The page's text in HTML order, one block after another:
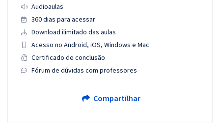
Audioaulas
360 dias para acessar
Download ilimitado das aulas
Acesso no Android, iOS, Windows e Mac
Certificado de conclusão
Fórum de dúvidas com professores
Compartilhar